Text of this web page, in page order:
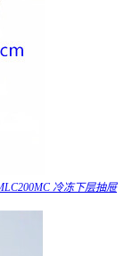
冷冻下层抽屉